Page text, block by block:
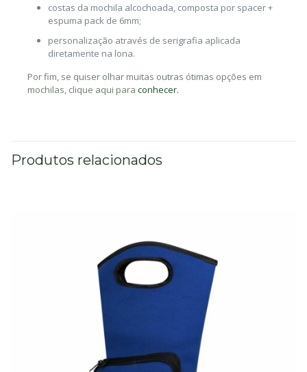
costas da mochila alcochoada, composta por spacer +
espuma pack de 6mm;
personalização através de serigrafia aplicada
diretamente na lona.
Por fim, se quiser olhar muitas outras ótimas opções em
mochilas, clique aqui para conhecer.
Produtos relacionados